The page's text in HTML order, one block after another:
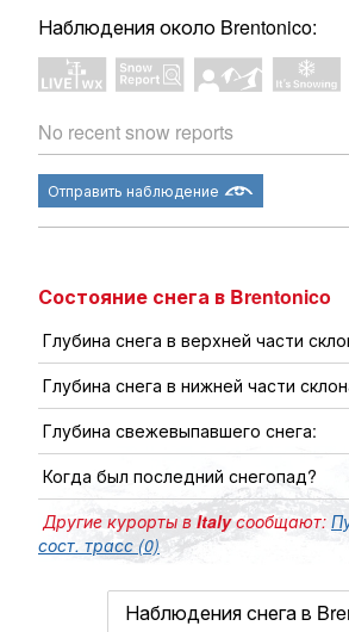
Наблюдения около Brentonico:
No recent snow reports
Отправить наблюдение
Состояние снега в Brentonico
Глубина снега в верхней части
Глубина снега в нижней части
Глубина свежевыпавшего снега:
Когда был последний снегопад?
Другие курорты вItalyсообщают:
сост. трасс (0)
Наблюдения снега в